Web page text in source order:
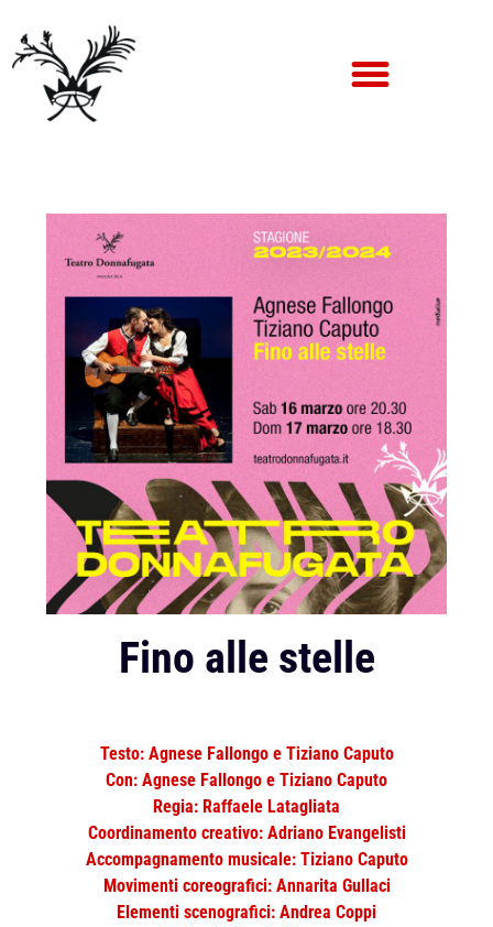
Fino alle stelle
Testo: Agnese Fallongo e Tiziano Caputo
Con: Agnese Fallongo e Tiziano Caputo
Regia: Raffaele Latagliata
Coordinamento creativo: Adriano Evangelisti
Accompagnamento musicale: Tiziano Caputo
Movimenti coreografici: Annarita Gullaci
Elementi scenografici: Andrea Coppi